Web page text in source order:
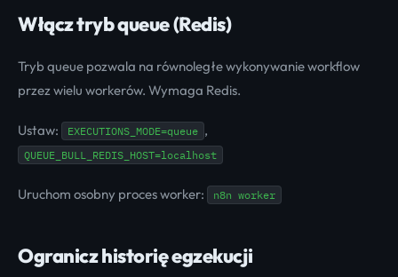
Włącz tryb queue (Redis)
Tryb queue pozwala na równoległe wykonywanie workflow
przez wielu workerów. Wymaga Redis.
Ustaw: EXECUTIONS_MODE=queue ,
QUEUE_BULL_REDIS_HOST=localhost
Uruchom osobny proces worker: n8n worker
Ogranicz historię egzekucji